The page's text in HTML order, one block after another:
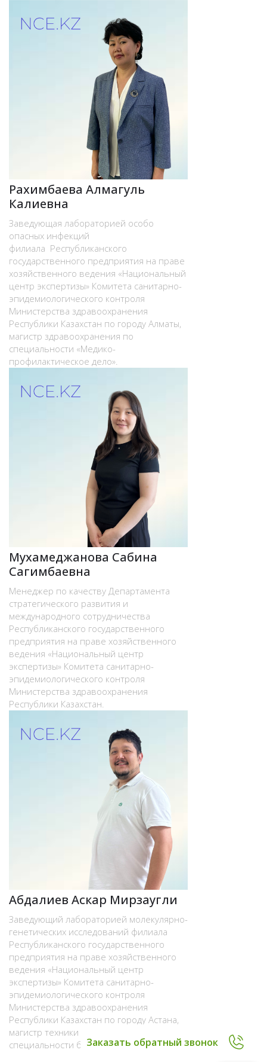
Заказать обратный звонок
Рахимбаева Алмагуль
Калиевна
Заведующая лабораторией особо
опасных инфекций
филиала Республиканского
государственного предприятия на праве
хозяйственного ведения «Национальный
центр экспертизы» Комитета санитарно-
эпидемиологического контроля
Министерства здравоохранения
Республики Казахстан по городу Алматы,
магистр здравоохранения по
специальности «Медико-
профилактическое дело».
Мухамеджанова Сабина
Сагимбаевна
Менеджер по качеству Департамента
стратегического развития и
международного сотрудничества
Республиканского государственного
предприятия на праве хозяйственного
ведения «Национальный центр
экспертизы» Комитета санитарно-
эпидемиологического контроля
Министерства здравоохранения
Республики Казахстан.
Абдалиев Аскар Мирзаугли
Заведующий лабораторией молекулярно-
генетических исследований филиала
Республиканского государственного
предприятия на праве хозяйственного
ведения «Национальный центр
экспертизы» Комитета санитарно-
эпидемиологического контроля
Министерства здравоохранения
Республики Казахстан по городу Астана,
магистр техники и технологий по
специальности биотехнология.